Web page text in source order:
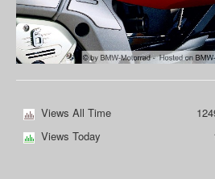
Views All Time
Views Today